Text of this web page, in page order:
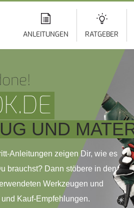
ANLEITUNGEN RATGEBER
UND
Anleitungen zeigen Dir, wie es
brauchst? Dann stöbere in den
Werkzeugen und
Kauf-Empfehlungen.